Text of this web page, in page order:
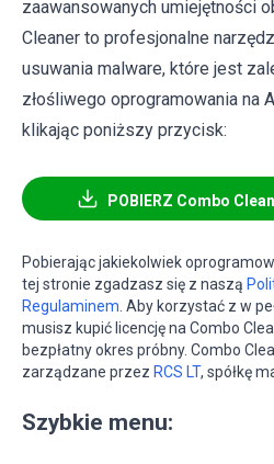
zaawansowanych umiejętności
Cleaner to profesjonalne
usuwania malware, które jest
złośliwego oprogramowania na
klikając poniższy przycisk:
POBIERZ Combo
Pobierając jakiekolwiek
tej stronie zgadzasz się z naszą
Regulaminem . Aby korzystać z w
musisz kupić licencję na Combo
bezpłatny okres próbny. Combo
zarządzane przez RCS LT, spółkę
Szybkie menu: